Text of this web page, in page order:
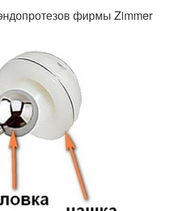
фирмы Zimmer